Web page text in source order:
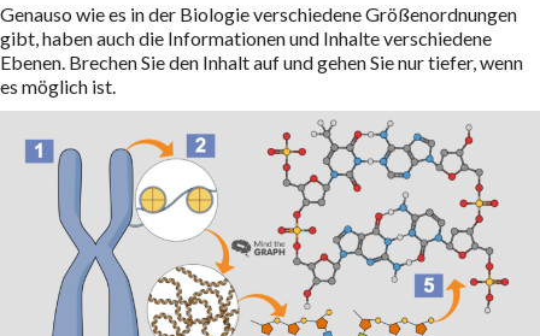
Genauso wie es in der Biologie verschiedene Größenordnungen
gibt, haben auch die Informationen und Inhalte verschiedene
Ebenen. Brechen Sie den Inhalt auf und gehen Sie nur tiefer, wenn
es möglich ist.